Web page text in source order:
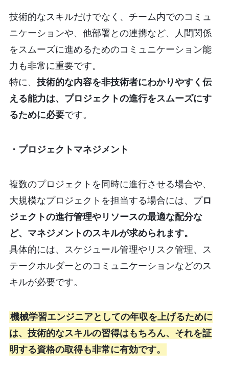
技術的なスキルだけでなく、チーム内でのコミュ
ニケーションや、他部署との連携など、人間関係
をスムーズに進めるためのコミュニケーション能
力も非常に重要です。
特に、 技術的な内容を非技術者にわかりやすく伝
える能力は、プロジェクトの進行をスムーズにす
るために必要です。
・プロジェクトマネジメント
複数のプロジェクトを同時に進行させる場合や、
大規模なプロジェクトを担当する場合には、プロ
ジェクトの進行管理やリソースの最適な配分な
ど、マネジメントのスキルが求められます。
具体的には、スケジュール管理やリスク管理、ス
テークホルダーとのコミュニケーションなどのス
キルが必要です。
機械学習エンジニアとしての年収を上げるために
は、技術的なスキルの習得はもちろん、それを証
明する資格の取得も非常に有効です。